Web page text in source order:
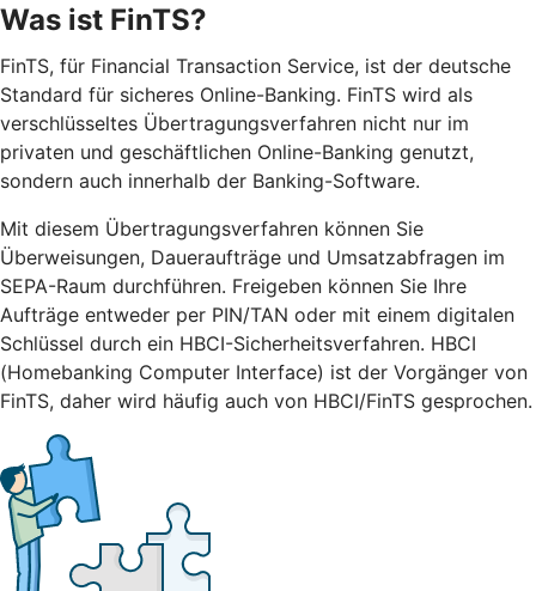
Was ist FinTS?
FinTS, für Financial Transaction Service, ist der deutsche
Standard für sicheres Online-Banking. FinTS wird als
verschlüsseltes Übertragungsverfahren nicht nur im
privaten und geschäftlichen Online-Banking genutzt,
sondern auch innerhalb der Banking-Software.
Mit diesem Übertragungsverfahren können Sie
Überweisungen, Daueraufträge und Umsatzabfragen im
SEPA-Raum durchführen. Freigeben können Sie Ihre
Aufträge entweder per PIN/TAN oder mit einem digitalen
Schlüssel durch ein HBCI-Sicherheitsverfahren. HBCI
(Homebanking Computer Interface) ist der Vorgänger von
FinTS, daher wird häufig auch von HBCI/FinTS gesprochen.